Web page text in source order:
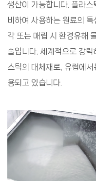
생산이 가능합니다. 플라스
비하여 사용하는 원료의
각 또는 매립 시 환경유해
술입니다. 세계적으로 강
스틱의 대체재로, 유럽에
용되고 있습니다.
원료해리